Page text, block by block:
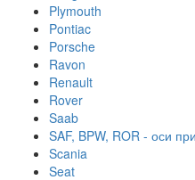
Plymouth
Pontiac
Porsche
Ravon
Renault
Rover
Saab
SAF, BPW, ROR - оси
Scania
Seat